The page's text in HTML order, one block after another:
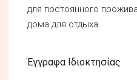
для постоянного
дома для отдыха.
Έγγραφα Ιδιοκτησίας